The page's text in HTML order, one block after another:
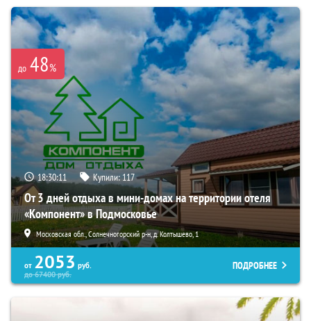
до 48%
18:30:09 Купили: 117
От 3 дней отдыха в мини-домах на территории отеля
«Компонент» в Подмосковье
Московская обл., Солнечногорский р-н, д. Колтышево, 1
от 2053 руб.
до67400руб.
ПОДРОБНЕЕ